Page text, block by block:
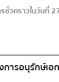
คราวในวันที่
ารอนุรักษ์เอ